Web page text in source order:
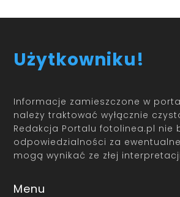
Użytkowniku!
Informacje zamieszczone w
należy traktować wyłącznie
Redakcja Portalu fotolinea.pl nie
odpowiedzialności za
mogą wynikać ze złej
Menu